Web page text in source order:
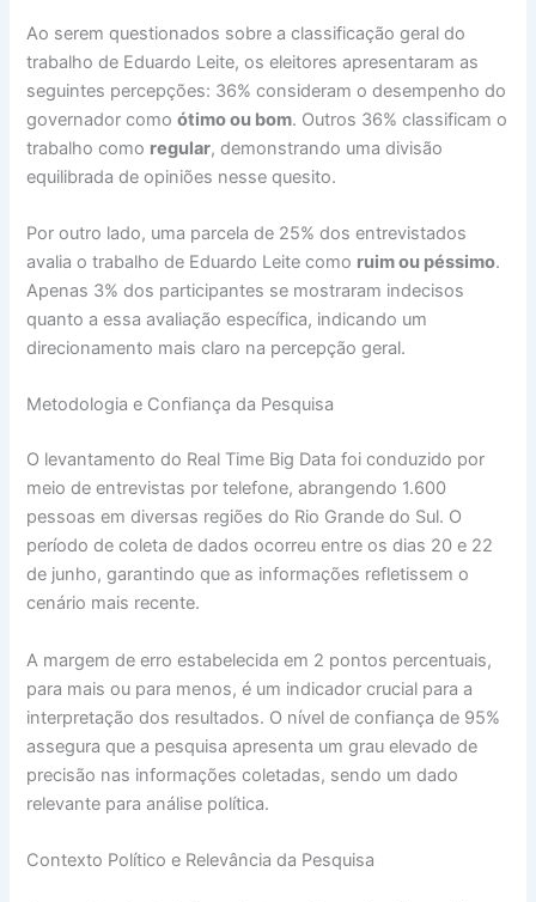
Ao serem questionados sobre a classificação geral do
trabalho de Eduardo Leite, os eleitores apresentaram as
seguintes percepções: 36% consideram o desempenho do
governador comoótimo ou bom. Outros 36% classificam o
trabalho como regular, demonstrando uma divisão
equilibrada de opiniões nesse quesito.
Por outro lado, uma parcela de 25% dos entrevistados
avalia o trabalho de Eduardo Leite como ruim ou péssimo.
Apenas 3% dos participantes se mostraram indecisos
quanto a essa avaliação específica, indicando um
direcionamento mais claro na percepção geral.
Metodologia e Confiança da Pesquisa
O levantamento do Real Time Big Data foi conduzido por
meio de entrevistas por telefone, abrangendo 1.600
pessoas em diversas regiões do Rio Grande do Sul. O
período de coleta de dados ocorreu entre os dias 20 e 22
de junho, garantindo que as informações refletissem o
cenário mais recente.
A margem de erro estabelecida em 2 pontos percentuais,
para mais ou para menos, é um indicador crucial para a
interpretação dos resultados. O nível de confiança de 95%
assegura que a pesquisa apresenta um grau elevado de
precisão nas informações coletadas, sendo um dado
relevante para análise política.
Contexto Político e Relevância da Pesquisa